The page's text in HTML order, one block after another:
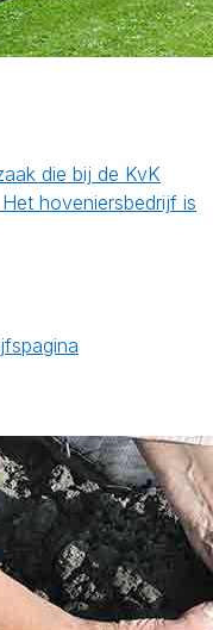
die bij de KvK
hoveniersbedrijf is